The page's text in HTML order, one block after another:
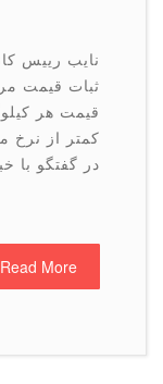
نایب رییس کانون
ثبات قیمت مرغ در
کمتر از نرخ مصوب
در گفتگو با
Read More